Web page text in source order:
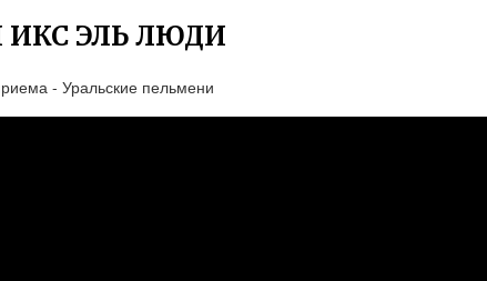
ЭЛЬ ЛЮДИ
- Уральские пельмени